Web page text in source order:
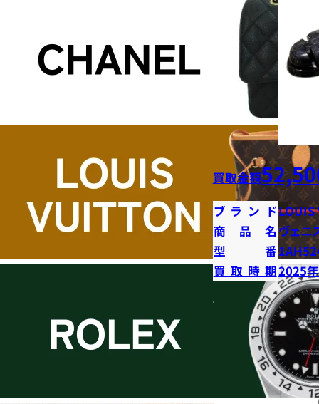
買取金額
ブランドLOUIS
商品名ヴェニ
型番
買取時期2025